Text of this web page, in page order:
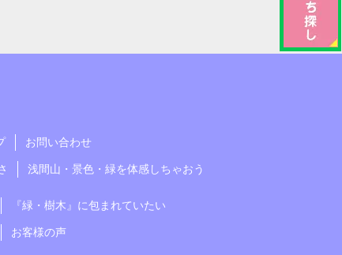
お問い合わせ
浅間山・景色・緑を体感しちゃおう
『緑・樹木』に包まれていたい
お客様の声